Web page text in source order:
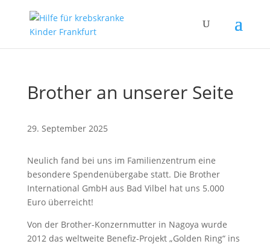
Brother an unserer Seite
29. September 2025
Neulich fand bei uns im Familienzentrum eine
besondere Spendenübergabe statt. Die Brother
International GmbH aus Bad Vilbel hat uns 5.000
Euro überreicht!
Von der Brother-Konzernmutter in Nagoya wurde
2012 das weltweite Benefiz-Projekt „Golden Ring“ ins